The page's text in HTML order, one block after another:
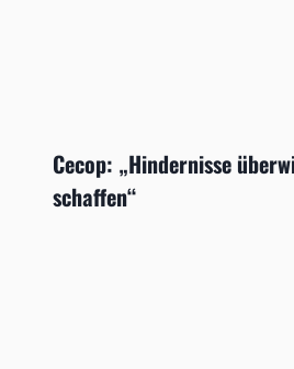
Cecop: „Hindernisse
schaffen“